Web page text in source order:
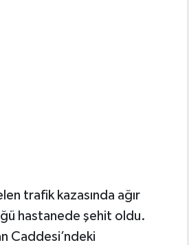
trafik kazasında ağır
hastanede şehit oldu.
Caddesi’ndeki